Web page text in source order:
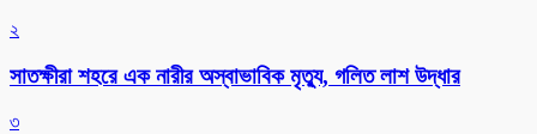
২
সাতক্ষীরা শহরে এক নারীর অস্বাভাবিক মৃত্যু, গলিত লাশ উদ্ধার
৩